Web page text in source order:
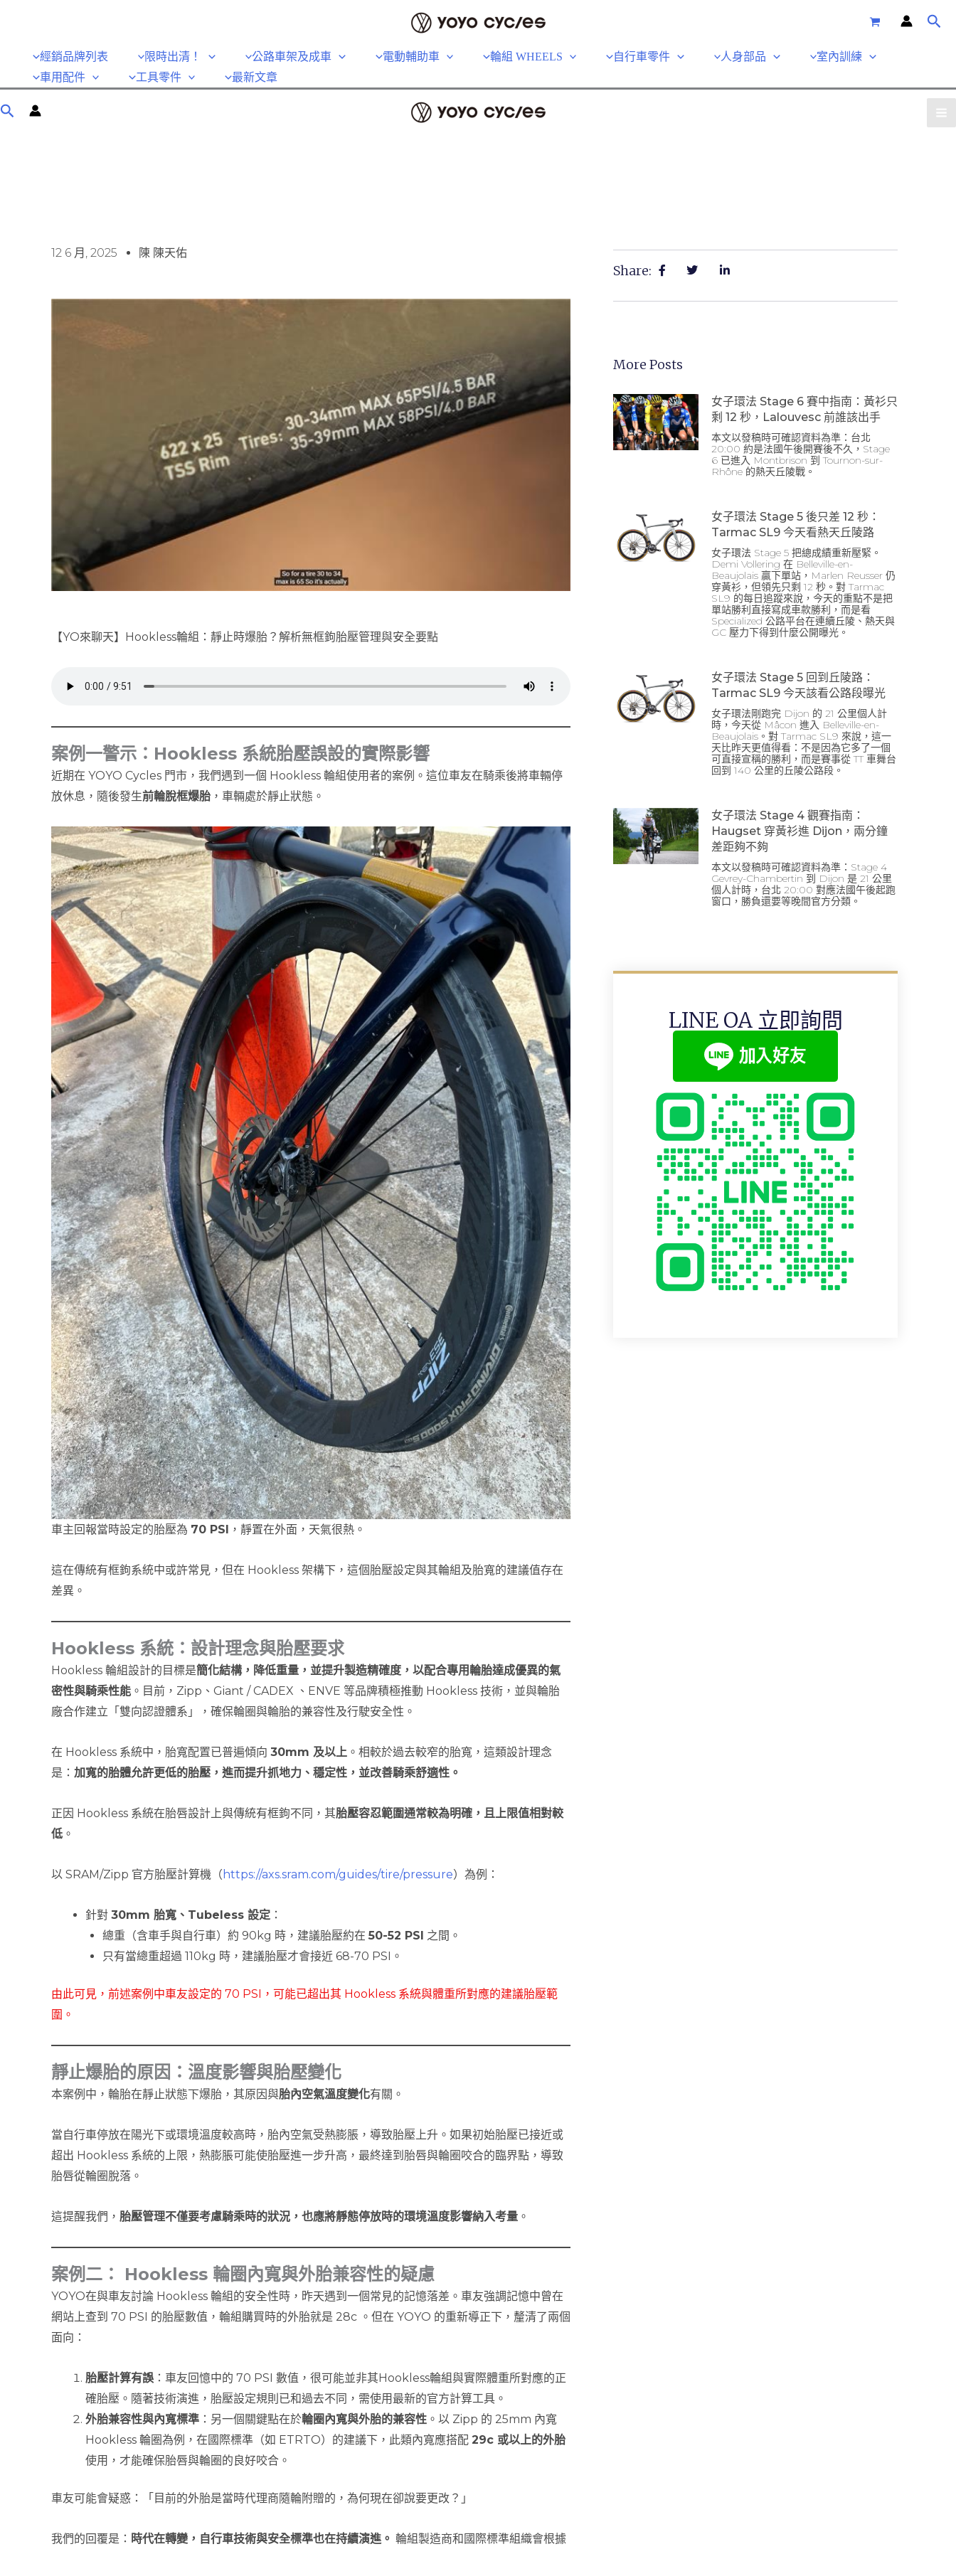
經銷品牌列表 限時出清！ 公路車架及成車 電動輔助車 輪組 WHEELS 自行車零件 人身部品
室內訓練
車用配件
工具零件 最新文章
12 6 月, 2025 陳 陳天佑
【YO來聊天】Hookless輪組：靜止時爆胎？解析無框鉤胎壓管理與安全要點
案例一警示：Hookless 系統胎壓誤設的實際影響
近期在 YOYO Cycles 門市，我們遇到一個 Hookless 輪組使用者的案例。這位車友在騎乘後將車輛停
放休息，隨後發生前輪脫框爆胎 ，車輛處於靜止狀態。
車主回報當時設定的胎壓為 70 PSI ，靜置在外面，天氣很熱。
這在傳統有框鉤系統中或許常見，但在 Hookless 架構下，這個胎壓設定與其輪組及胎寬的建議值存在
差異。
Hookless 系統：設計理念與胎壓要求
Hookless 輪組設計的目標是簡化結構，降低重量，並提升製造精確度，以配合專用輪胎達成優異的氣
密性與騎乘性能 。目前，Zipp、Giant / CADEX 、ENVE 等品牌積極推動 Hookless 技術，並與輪胎
廠合作建立「雙向認證體系」，確保輪圈與輪胎的兼容性及行駛安全性。
在 Hookless 系統中，胎寬配置已普遍傾向 30mm 及以上 。相較於過去較窄的胎寬，這類設計理念
是： 加寬的胎體允許更低的胎壓，進而提升抓地力、穩定性，並改善騎乘舒適性。
正因 Hookless 系統在胎唇設計上與傳統有框鉤不同，其胎壓容忍範圍通常較為明確，且上限值相對較
低 。
以 SRAM/Zipp 官方胎壓計算機（ https://axs.sram.com/guides/tire/pressure）為例：
針對 30mm 胎寬、Tubeless 設定 ：
總重（含車手與自行車）約 90kg 時，建議胎壓約在 50-52 PSI 之間。
只有當總重超過 110kg 時，建議胎壓才會接近 68-70 PSI。
由此可見，前述案例中車友設定的 70 PSI，可能已超出其 Hookless 系統與體重所對應的建議胎壓範
圍。
靜止爆胎的原因：溫度影響與胎壓變化
本案例中，輪胎在靜止狀態下爆胎，其原因與胎內空氣溫度變化有關。
當自行車停放在陽光下或環境溫度較高時，胎內空氣受熱膨脹，導致胎壓上升。如果初始胎壓已接近或
超出 Hookless 系統的上限，熱膨脹可能使胎壓進一步升高，最終達到胎唇與輪圈咬合的臨界點，導致
胎唇從輪圈脫落。
這提醒我們， 胎壓管理不僅要考慮騎乘時的狀況，也應將靜態停放時的環境溫度影響納入考量 。
案例二： Hookless 輪圈內寬與外胎兼容性的疑慮
YOYO在與車友討論 Hookless 輪組的安全性時，昨天遇到一個常見的記憶落差。車友強調記憶中曾在
網站上查到 70 PSI 的胎壓數值，輪組購買時的外胎就是 28c 。但在 YOYO 的重新導正下，釐清了兩個
面向：
胎壓計算有誤 ：車友回憶中的 70 PSI 數值，很可能並非其Hookless輪組與實際體重所對應的正
確胎壓。隨著技術演進，胎壓設定規則已和過去不同，需使用最新的官方計算工具。
外胎兼容性與內寬標準 ：另一個關鍵點在於輪圈內寬與外胎的兼容性 。以 Zipp 的 25mm 內寬
Hookless 輪圈為例，在國際標準（如 ETRTO）的建議下，此類內寬應搭配 29c 或以上的外胎
使用，才能確保胎唇與輪圈的良好咬合。
車友可能會疑惑：「目前的外胎是當時代理商隨輪附贈的，為何現在卻說要更改？」
我們的回覆是： 時代在轉變，自行車技術與安全標準也在持續演進。 輪組製造商和國際標準組織會根據
Share:
More Posts
女子環法 Stage 6 賽中指南：黃衫只
剩 12 秒，Lalouvesc 前誰該出手
本文以發稿時可確認資料為準：台北
20:00 約是法國午後開賽後不久，Stage
6 已進入 Montbrison 到 Tournon-sur-
Rhône 的熱天丘陵戰。
女子環法 Stage 5 後只差 12 秒：
Tarmac SL9 今天看熱天丘陵路
女子環法 Stage 5 把總成績重新壓緊。
Demi Vollering 在 Belleville-en-
Beaujolais 贏下單站，Marlen Reusser 仍
穿黃衫，但領先只剩 12 秒。對 Tarmac
SL9 的每日追蹤來說，今天的重點不是把
單站勝利直接寫成車款勝利，而是看
Specialized 公路平台在連續丘陵、熱天與
GC 壓力下得到什麼公開曝光。
女子環法 Stage 5 回到丘陵路：
Tarmac SL9 今天該看公路段曝光
女子環法剛跑完 Dijon 的 21 公里個人計
時，今天從 Mâcon 進入 Belleville-en-
Beaujolais。對 Tarmac SL9 來說，這一
天比昨天更值得看：不是因為它多了一個
可直接宣稱的勝利，而是賽事從 TT 車舞台
回到 140 公里的丘陵公路段。
女子環法 Stage 4 觀賽指南：
Haugset 穿黃衫進 Dijon，兩分鐘
差距夠不夠
本文以發稿時可確認資料為準：Stage 4
Gevrey-Chambertin 到 Dijon 是 21 公里
個人計時，台北 20:00 對應法國午後起跑
窗口，勝負還要等晚間官方分類。
LINE OA 立即詢問